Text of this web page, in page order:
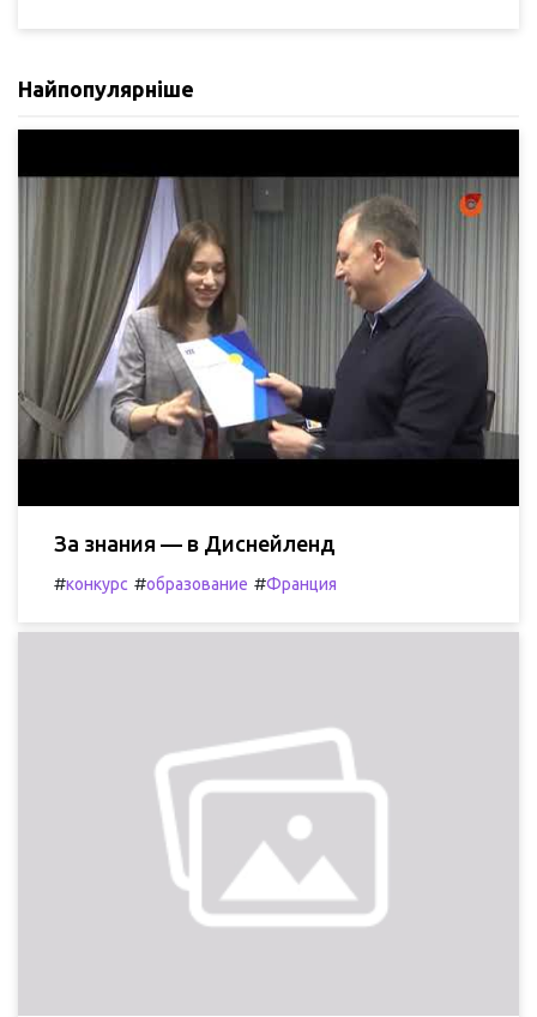
Найпопулярніше
За знания — в Диснейленд
#конкурс #образование #Франция